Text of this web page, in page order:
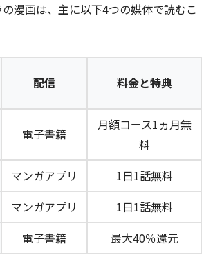
漫画は、主に以下4つの媒体で読むこ
配信 料金と特典
電子書籍
月額コース1ヵ月無
料
マンガアプリ
1日1話無料
マンガアプリ
1日1話無料
電子書籍 最大40％還元